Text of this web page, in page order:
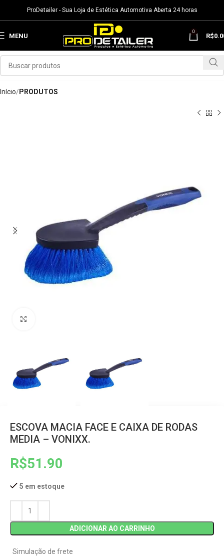
ProDetailer - Sua Loja de Estética Automotiva Aberta 24 horas
MENU
0
R$
Início PRODUTOS
ESCOVA MACIA FACE E CAIXA DE RODAS
MEDIA – VONIXX.
R$51.90
5 em estoque
ADICIONAR AO CARRINHO
Simulação de frete